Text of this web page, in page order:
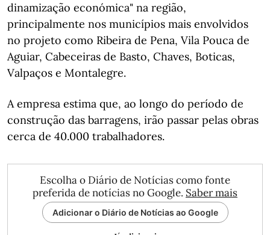
dinamização económica" na região,
principalmente nos municípios mais envolvidos
no projeto como Ribeira de Pena, Vila Pouca de
Aguiar, Cabeceiras de Basto, Chaves, Boticas,
Valpaços e Montalegre.
A empresa estima que, ao longo do período de
construção das barragens, irão passar pelas obras
cerca de 40.000 trabalhadores.
Escolha o Diário de Notícias como fonte
preferida de notícias no Google. Saber mais
Adicionar o Diário de Notícias ao Google